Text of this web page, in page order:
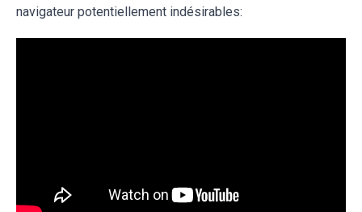
navigateur potentiellement indésirables: